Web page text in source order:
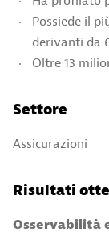
Possiede il
derivanti da
Oltre 13
Settore
Assicurazioni
Risultati
Osservabilità